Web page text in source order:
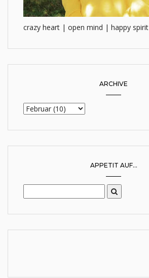
crazy heart | open mind | happy spirit
ARCHIVE
APPETIT AUF...